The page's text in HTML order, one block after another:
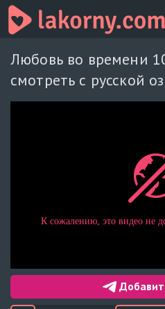
Любовь во времени
смотреть с русской